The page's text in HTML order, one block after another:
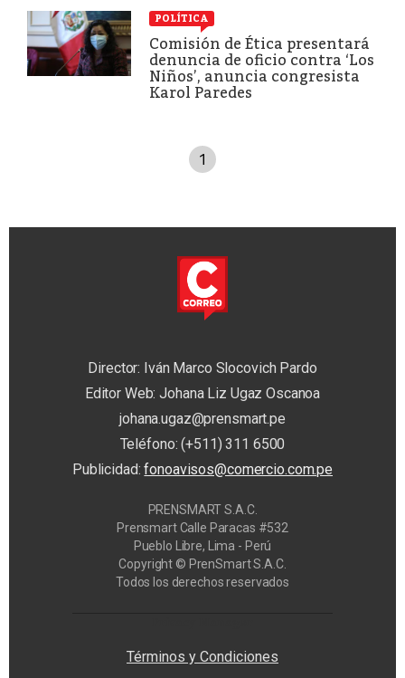
POLÍTICA
Comisión de Ética presentará
denuncia de oficio contra ‘Los
Niños’, anuncia congresista
Karol Paredes
1
Director: Iván Marco Slocovich Pardo
Editor Web: Johana Liz Ugaz Oscanoa
johana.ugaz@prensmart.pe
Teléfono: (+511) 311 6500
Publicidad:fonoavisos@comercio.com.pe
PRENSMART S.A.C.
Prensmart Calle Paracas #532
Pueblo Libre, Lima - Perú
Copyright © PrenSmart S.A.C.
Todos los derechos reservados
Términos y Condiciones